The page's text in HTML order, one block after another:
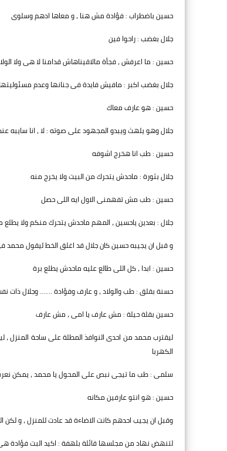
حسين باضطراب : فؤادة مش هنا ، و معاها ادهم وسلوى
جلال بغضب : راحوا فين
حسين : ما اعرفش ، فجأة مالاقيناهاش قدامنا لا هى ولا
جلال بغضب اكبر : مافيش فايدة فى جنانها وعدم مسئوليتها ،
حسين : هو عارف معاك
جلال وهو يلهث ويبدو المجهود على صوته : لا ، انا سايبه
حسين : طب انا هخرج اشوفه
جلال بثورة : ماحدش يتحرك من البيت ولا يخرج منه
حسين : طب مش تفهمنى الاول ايه اللى حصل
جلال : بعدين ياحسين ، المهم ماحدش يتحرك منكم ولا يطلع
و قبل ان يجيبه حسين كان جلال قد اغلق الخط ليقول
حسين : ابدا ، كل اللى طالع عليه ماحدش يطلع برة
حسنة بقلق : طب والولاد ، و عارف وفؤادة ……. وجلال ذات
حسين بقلة حيلة : مش عارف يا امى ، مش عارف
ليقترب محمد من احدى النوافذ المطلة على ساحة المنزل ،
الكهربا
سلمى : طب ما تيجى نبص على المحول يا محمد ، يمكن
حسين : هو انتو عارفين مكانه
وقبل ان يجيب احدهم كانت الاضاءة قد عادت للمنزل ، و لكن
لتنهض نهاد من مجلسها قائلة بلهفة : اكيد البت فؤادة هى